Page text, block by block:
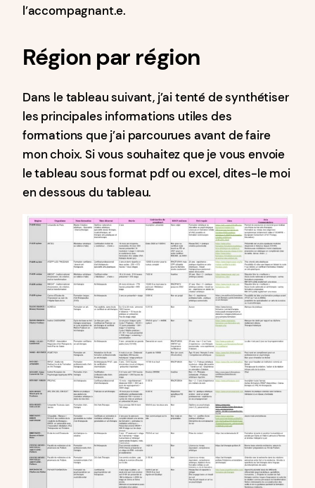
l’accompagnant.e.
Région par région
Dans le tableau suivant, j’ai tenté de synthétiser
les principales informations utiles des
formations que j’ai parcourues avant de faire
mon choix. Si vous souhaitez que je vous envoie
le tableau sous format pdf ou excel, dites-le moi
en dessous du tableau.